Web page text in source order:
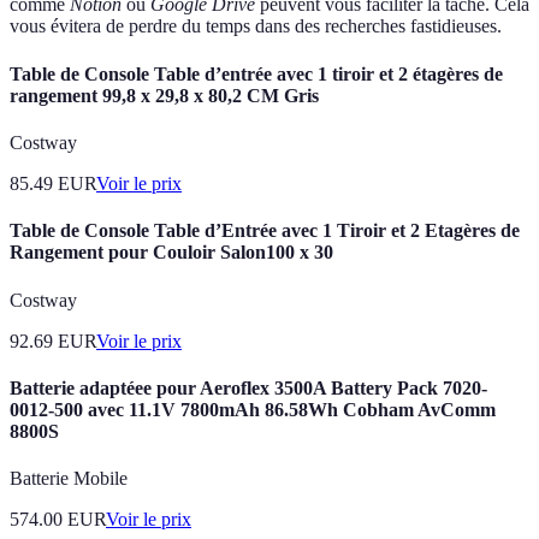
comme Notion ou Google Drive peuvent vous faciliter la tâche. Cela
vous évitera de perdre du temps dans des recherches fastidieuses.
Table de Console Table d’entrée avec 1 tiroir et 2 étagères de
rangement 99,8 x 29,8 x 80,2 CM Gris
Costway
85.49 EURVoir le prix
Table de Console Table d’Entrée avec 1 Tiroir et 2 Etagères de
Rangement pour Couloir Salon100 x 30
Costway
92.69 EURVoir le prix
Batterie adaptéee pour Aeroflex 3500A Battery Pack 7020-
0012-500 avec 11.1V 7800mAh 86.58Wh Cobham AvComm
8800S
Batterie Mobile
574.00 EURVoir le prix